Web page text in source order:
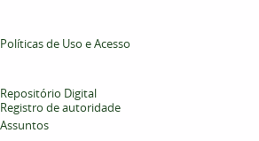
Políticas de Uso e Acesso
Repositório Digital
Registro de autoridade
Assuntos